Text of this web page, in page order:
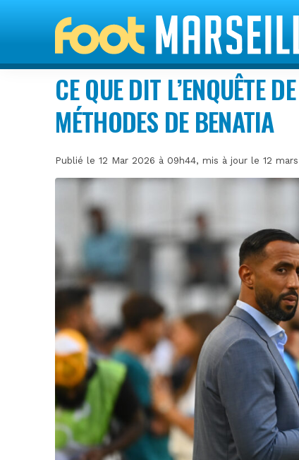
CE QUE DIT L’ENQUÊTE
MÉTHODES DE BENATIA
Publié le 12 Mar 2026 à 09h44, mis à jour le 12